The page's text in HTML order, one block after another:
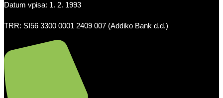
Datum vpisa: 1. 2. 1993
TRR: SI56 3300 0001 2409 007 (Addiko Bank d.d.)